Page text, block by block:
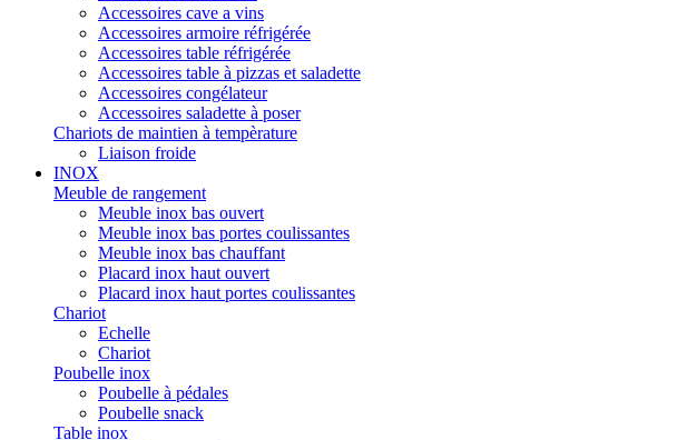
Accessoires cave a vins
Accessoires armoire réfrigérée
Accessoires table réfrigérée
Accessoires table à pizzas et saladette
Accessoires congélateur
Accessoires saladette à poser
Chariots de maintien à tempèrature
Liaison froide
INOX
Meuble de rangement
Meuble inox bas ouvert
Meuble inox bas portes coulissantes
Meuble inox bas chauffant
Placard inox haut ouvert
Placard inox haut portes coulissantes
Chariot
Echelle
Chariot
Poubelle inox
Poubelle à pédales
Poubelle snack
Table inox